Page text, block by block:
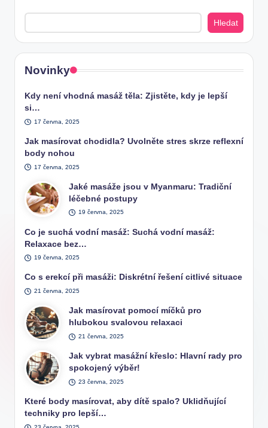
Hledat
Novinky
Kdy není vhodná masáž těla: Zjistěte, kdy je lepší
si…
17 června, 2025
Jak masírovat chodidla? Uvolněte stres skrze reflexní
body nohou
17 června, 2025
Jaké masáže jsou v Myanmaru: Tradiční
léčebné postupy
19 června, 2025
Co je suchá vodní masáž: Suchá vodní masáž:
Relaxace bez…
19 června, 2025
Co s erekcí při masáži: Diskrétní řešení citlivé situace
21 června, 2025
Jak masírovat pomocí míčků pro
hlubokou svalovou relaxaci
21 června, 2025
Jak vybrat masážní křeslo: Hlavní rady pro
spokojený výběr!
23 června, 2025
Které body masírovat, aby dítě spalo? Uklidňující
techniky pro lepší…